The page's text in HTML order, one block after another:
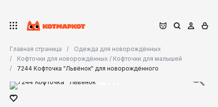
Главная страница
Одежда для новорождённых
Кофточки для новорождённых / Кофточки для малышей
7244 Кофточка "Львёнок" для новорождённого